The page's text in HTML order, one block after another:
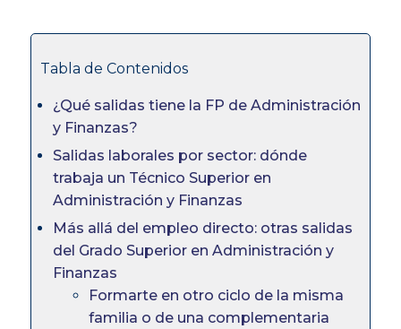
Tabla de Contenidos
¿Qué salidas tiene la FP de Administración
y Finanzas?
Salidas laborales por sector: dónde
trabaja un Técnico Superior en
Administración y Finanzas
Más allá del empleo directo: otras salidas
del Grado Superior en Administración y
Finanzas
Formarte en otro ciclo de la misma
familia o de una complementaria